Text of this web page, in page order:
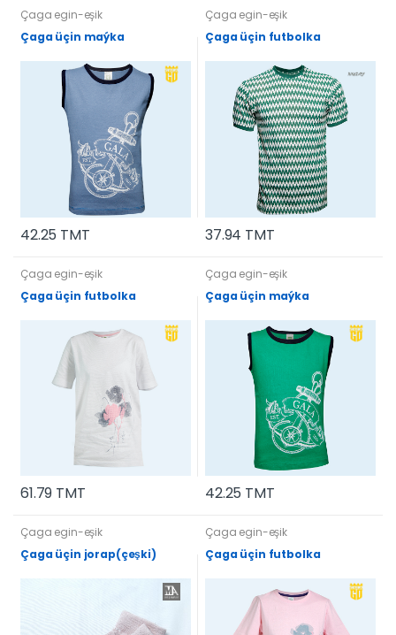
Çaga egin-eşik
Çaga üçin maýka
42.25 TMT
Çaga egin-eşik
Çaga üçin futbolka
37.94 TMT
Çaga egin-eşik
Çaga üçin futbolka
61.79 TMT
Çaga egin-eşik
Çaga üçin maýka
42.25 TMT
Çaga egin-eşik
Çaga üçin jorap(çeşki)
Çaga egin-eşik
Çaga üçin futbolka